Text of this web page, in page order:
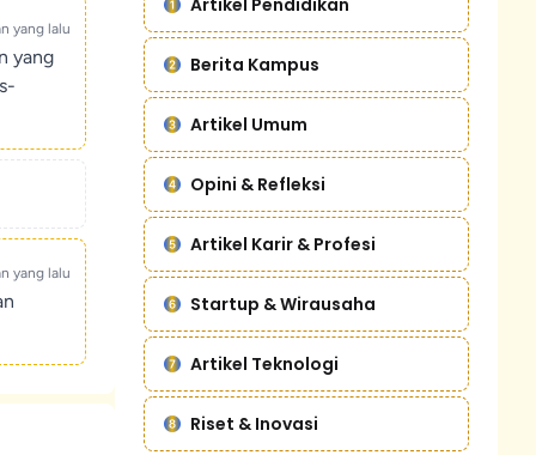
yang lalu
yang
yang lalu
Berita Kampus
Artikel Umum
Opini & Refleksi
Artikel Karir & Profesi
Startup & Wirausaha
Artikel Teknologi
Riset & Inovasi